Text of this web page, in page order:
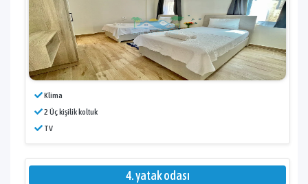
Klima
2 Üç kişilik koltuk
TV
4. yatak odası